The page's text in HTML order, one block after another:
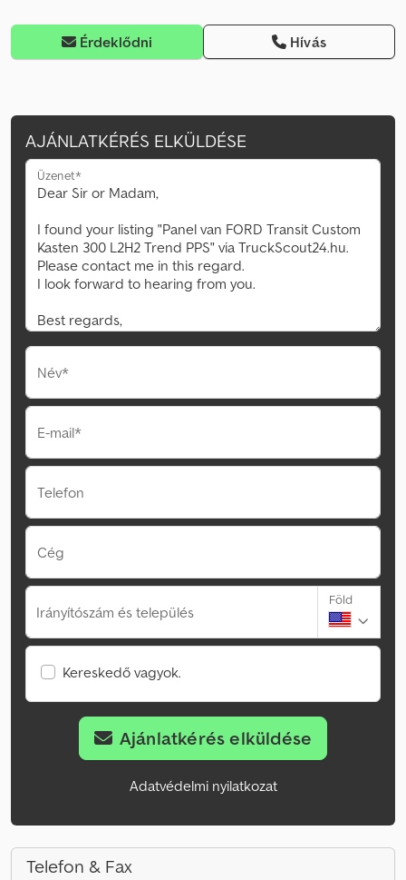
Érdeklődni Hívás
AJÁNLATKÉRÉS ELKÜLDÉSE
Üzenet*
Név*
E-mail*
Telefon
Cég
Irányítószám és település
Föld
Kereskedő vagyok.
Ajánlatkérés elküldése
Adatvédelmi nyilatkozat
Telefon & Fax